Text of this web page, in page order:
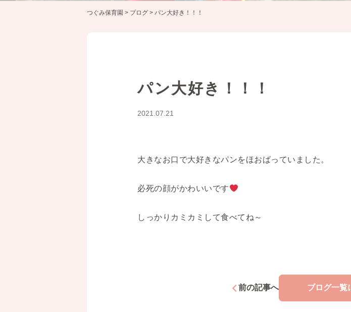
つぐみ保育園 > ブログ > パン大好き！！！
パン大好き！！！
2021.07.21
大きなお口で大好きなパンをほおばっていました。
必死の顔がかわいいです
しっかりカミカミして食べてね～
前の記事へ ブログ一覧